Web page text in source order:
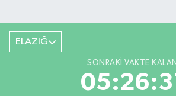
ELAZIĞ
SONRAKI VAKTE KALAN